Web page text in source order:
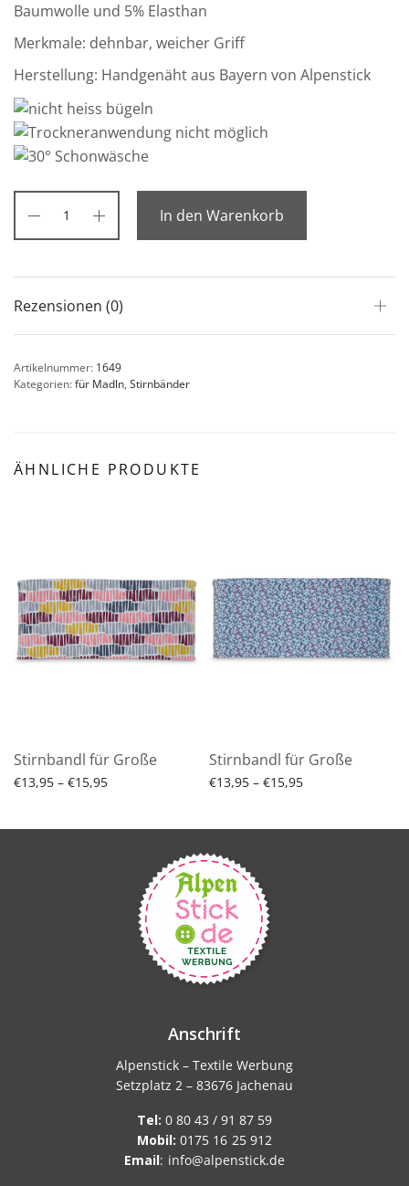
Baumwolle und 5% Elasthan
Merkmale: dehnbar, weicher Griff
Herstellung: Handgenäht aus Bayern von Alpenstick
In den Warenkorb
Rezensionen (0)
Artikelnummer: 1649
Kategorien:für Madln, Stirnbänder
ÄHNLICHE PRODUKTE
Stirnbandl für Große
€13,95 – €15,95Preisspanne:
Stirnbandl für Große
€13,95 – €15,95Preisspanne:
Anschrift
Alpenstick – Textile Werbung
Setzplatz 2 – 83676 Jachenau
Tel: 0 80 43 / 91 87 59
Mobil: 0175 16 25 912
Email: info@alpenstick.de